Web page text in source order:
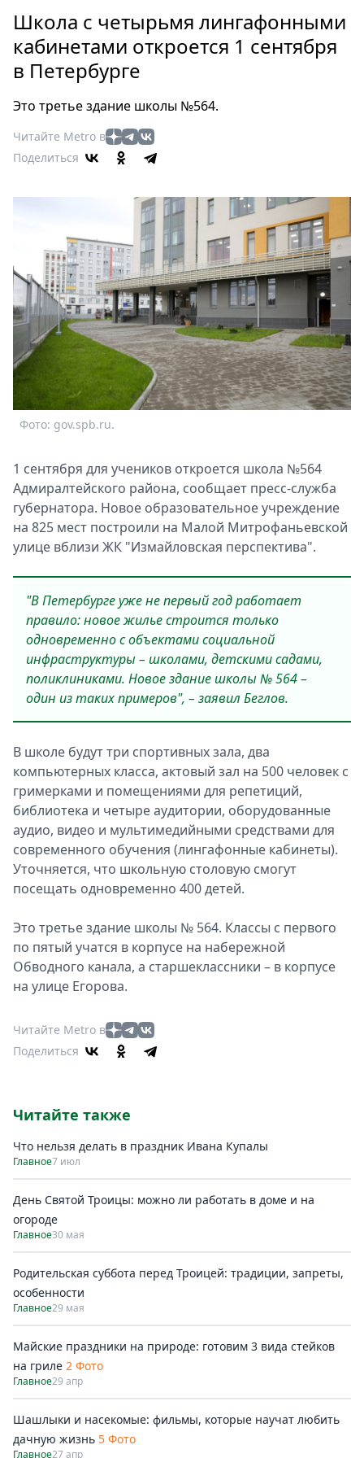
Россия
Мир
Здоровье
Туризм
Мода
Театр
Выставки
Пресс-
релизы
О
Metro
Стримы
Спецпроекты
Звезды
Выборы
Metro
Школа с четырьмя лингафонными
кабинетами откроется 1 сентября
в Петербурге
Это третье здание школы №564.
Читайте Metro в
Поделиться
Фото: gov.spb.ru.
1 сентября для учеников откроется школа №564
Адмиралтейского района, сообщает пресс-служба
губернатора. Новое образовательное учреждение
на 825 мест построили на Малой Митрофаньевской
улице вблизи ЖК "Измайловская перспектива".
"В Петербурге уже не первый год работает
правило: новое жилье строится только
одновременно с объектами социальной
инфраструктуры – школами, детскими садами,
поликлиниками. Новое здание школы № 564 –
один из таких примеров", – заявил Беглов.
В школе будут три спортивных зала, два
компьютерных класса, актовый зал на 500 человек с
гримерками и помещениями для репетиций,
библиотека и четыре аудитории, оборудованные
аудио, видео и мультимедийными средствами для
современного обучения (лингафонные кабинеты).
Уточняется, что школьную столовую смогут
посещать одновременно 400 детей.
Это третье здание школы № 564. Классы с первого
по пятый учатся в корпусе на набережной
Обводного канала, а старшеклассники – в корпусе
на улице Егорова.
Читайте Metro в
Поделиться
Читайте также
Что нельзя делать в праздник Ивана Купалы
Главное7 июл
День Святой Троицы: можно ли работать в доме и на
огороде
Главное30 мая
Родительская суббота перед Троицей: традиции, запреты,
особенности
Главное29 мая
Майские праздники на природе: готовим 3 вида стейков
на гриле 2 Фото
Главное29 апр
Шашлыки и насекомые: фильмы, которые научат любить
дачную жизнь 5 Фото
Главное27 апр